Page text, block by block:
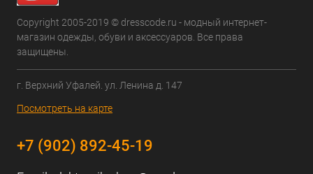
Copyright 2005-2019 © dresscode.ru - модный интернет-
магазин одежды, обуви и аксессуаров. Все права
защищены.
г. Верхний Уфалей. ул. Ленина д. 147
Посмотреть на карте
+7 (902) 892-45-19